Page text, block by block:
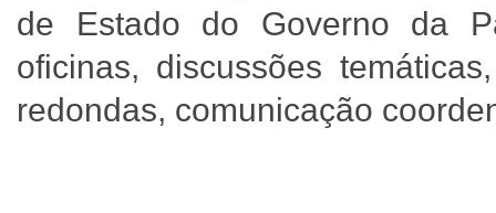
de Estado do Governo da
oficinas, discussões
redondas, comunicação